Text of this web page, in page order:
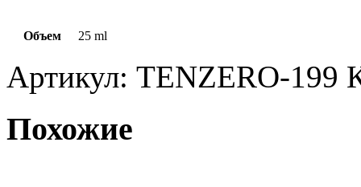
Объем 25 ml
Артикул: TENZERO-199
Похожие